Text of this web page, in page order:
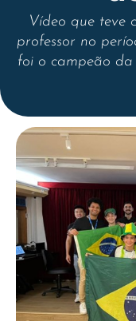
Vídeo que teve
professor no
foi o campeão